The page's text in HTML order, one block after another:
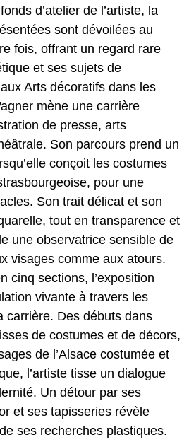
d’atelier de l’artiste, la
sont dévoilées au
fois, offrant un regard rare
et ses sujets de
Arts décoratifs dans les
mène une carrière
de presse, arts
Son parcours prend un
conçoit les costumes
pour une
Son trait délicat et son
tout en transparence et
une observatrice sensible de
visages comme aux atours.
cinq sections, l’exposition
vivante à travers les
carrière. Des débuts dans
de costumes et de décors,
de l’Alsace costumée et
l’artiste tisse un dialogue
Un détour par ses
et ses tapisseries révèle
ses recherches plastiques.